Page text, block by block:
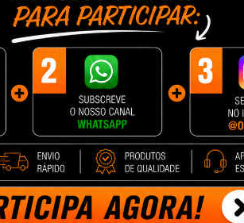
INFORMAÇÕES
Modos de Pagamento
Portes de Envio
Termos e Condições
Tempo Processamento Logistico
Garantias
Devoluções
Livro de Reclamações